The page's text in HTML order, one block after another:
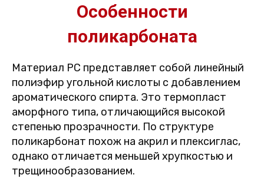
Особенности
поликарбоната
Материал PC представляет собой линейный
полиэфир угольной кислоты с добавлением
ароматического спирта. Это термопласт
аморфного типа, отличающийся высокой
степенью прозрачности. По структуре
поликарбонат похож на акрил и плексиглас,
однако отличается меньшей хрупкостью и
трещинообразованием.